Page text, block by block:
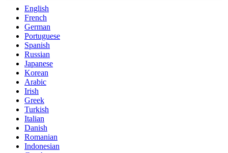
English
French
German
Portuguese
Spanish
Russian
Japanese
Korean
Arabic
Irish
Greek
Turkish
Italian
Danish
Romanian
Indonesian